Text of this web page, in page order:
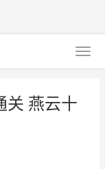
关 燕云十